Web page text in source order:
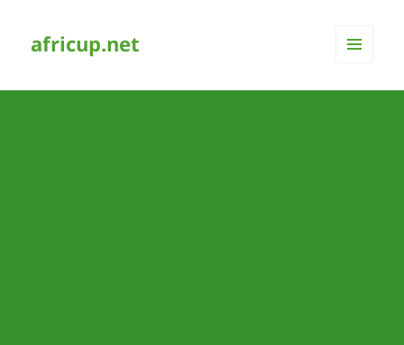
africup.net